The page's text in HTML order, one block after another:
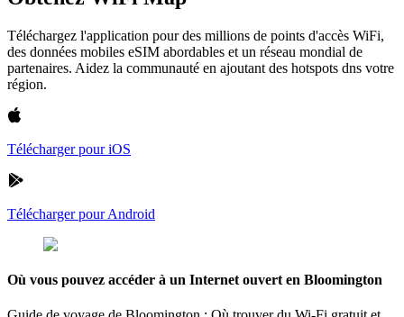
Téléchargez l'application pour des millions de points d'accès WiFi,
des données mobiles eSIM abordables et un réseau mondial de
partenaires. Aidez la communauté en ajoutant des hotspots dns votre
région.
Télécharger pour iOS
Télécharger pour Android
Où vous pouvez accéder à un Internet ouvert en Bloomington